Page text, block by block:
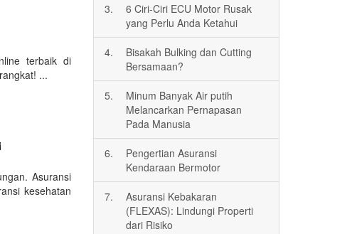
terbaik di
...
Asuransi
kesehatan
3.
6 Ciri-Ciri ECU Motor Rusak
yang Perlu Anda Ketahui
4.
Bisakah Bulking dan Cutting
Bersamaan?
5.
Minum Banyak Air putih
Melancarkan Pernapasan
Pada Manusia
6.
Pengertian Asuransi
Kendaraan Bermotor
7.
Asuransi Kebakaran
(FLEXAS): Lindungi Properti
dari Risiko